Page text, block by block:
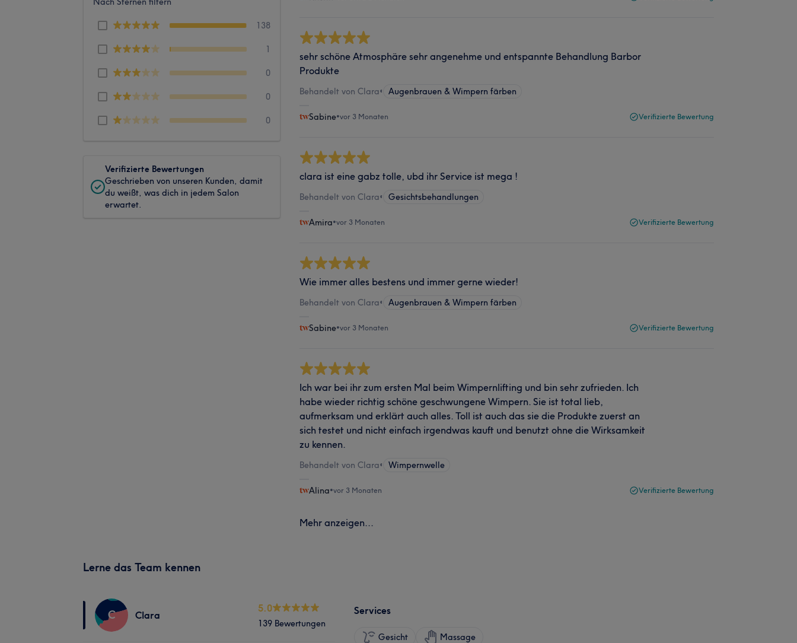
138
1
0
0
0
Verifizierte Bewertungen
Geschrieben von unseren Kunden, damit
du weißt, was dich in jedem Salon
erwartet.
sehr schöne Atmosphäre sehr angenehme und entspannte Behandlung Barbor
Produkte
Behandelt von Clara• Augenbrauen & Wimpern färben
Sabine•vor 3 Monaten Verifizierte Bewertung
clara ist eine gabz tolle, ubd ihr Service ist mega !
Behandelt von Clara• Gesichtsbehandlungen
Amira•vor 3 Monaten Verifizierte Bewertung
Wie immer alles bestens und immer gerne wieder!
Behandelt von Clara• Augenbrauen & Wimpern färben
Sabine•vor 3 Monaten Verifizierte Bewertung
Ich war bei ihr zum ersten Mal beim Wimpernlifting und bin sehr zufrieden. Ich
habe wieder richtig schöne geschwungene Wimpern. Sie ist total lieb,
aufmerksam und erklärt auch alles. Toll ist auch das sie die Produkte zuerst an
sich testet und nicht einfach irgendwas kauft und benutzt ohne die Wirksamkeit
zu kennen.
Behandelt von Clara• Wimpernwelle
Alina•vor 3 Monaten Verifizierte Bewertung
Mehr anzeigen...
Lerne das Team kennen
C Clara
5.0
139 Bewertungen
Services
Gesicht Massage